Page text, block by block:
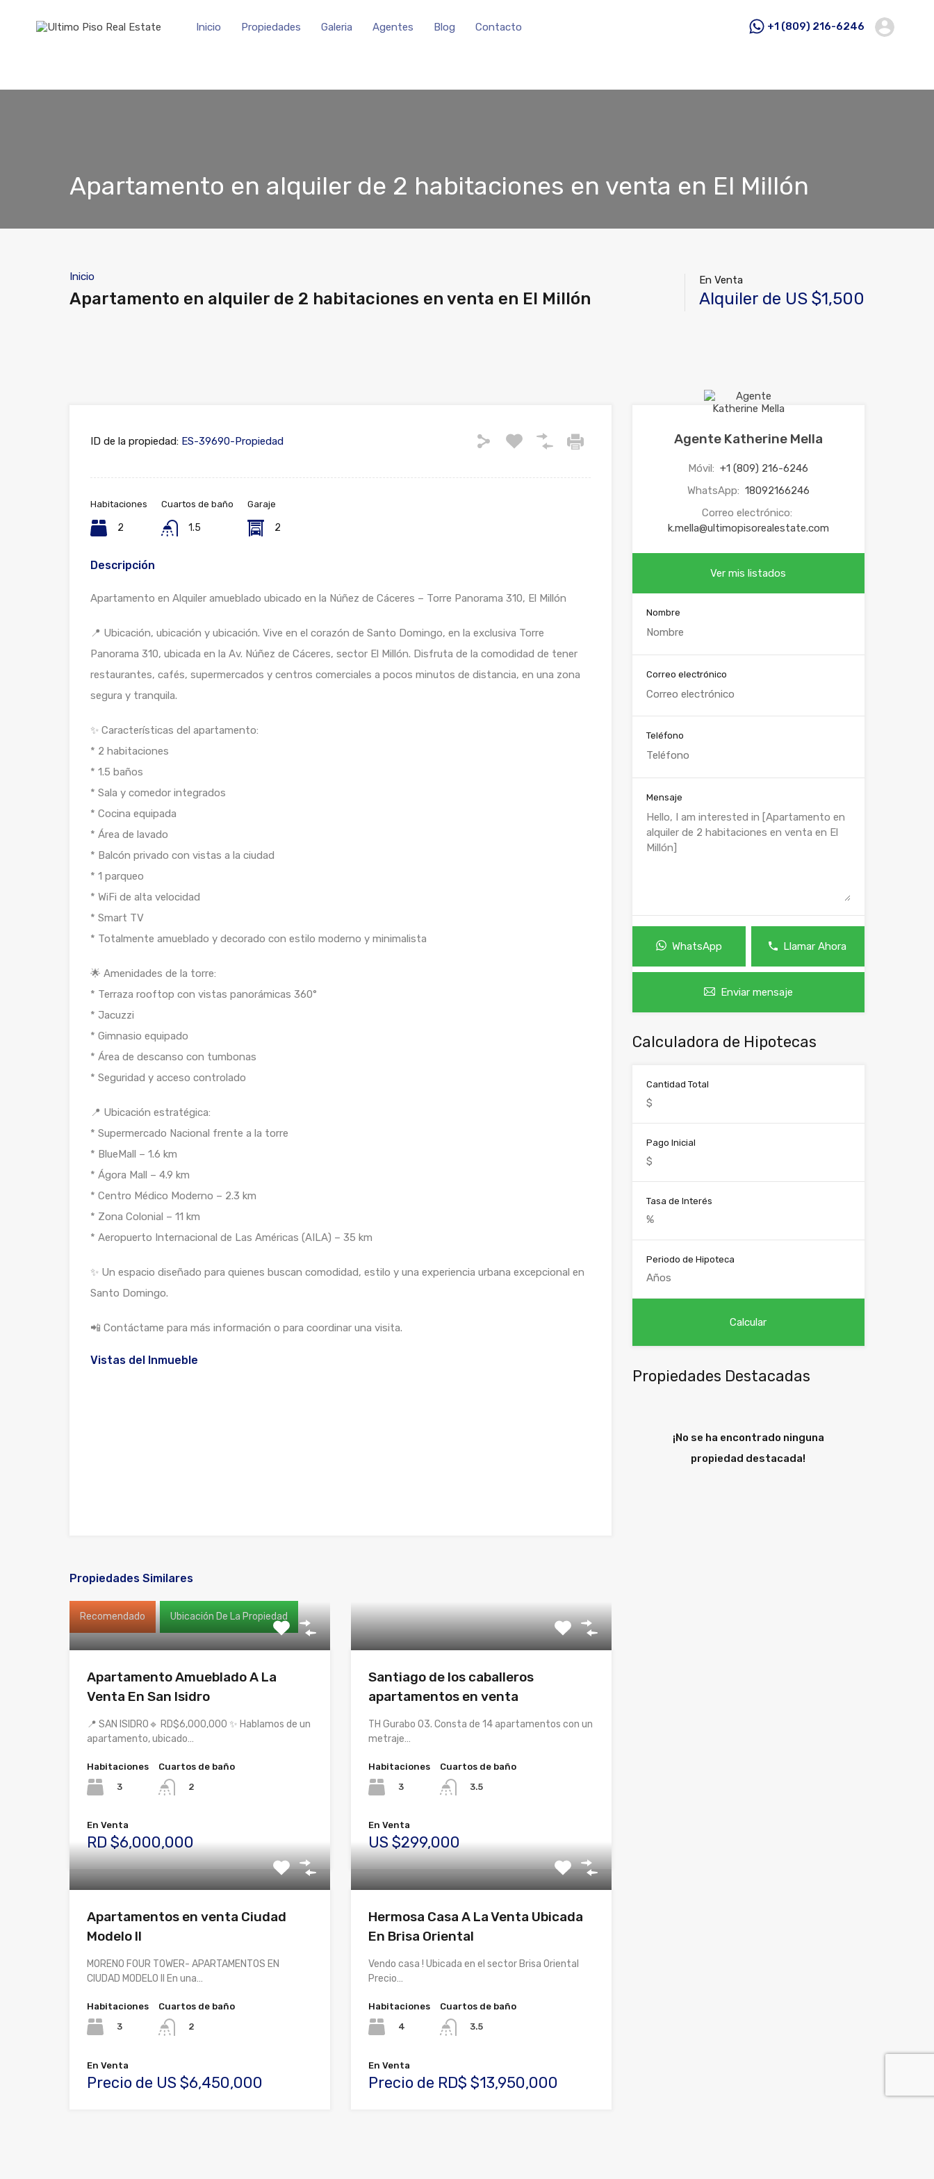
Inicio Propiedades Galeria Agentes Blog Contacto +1 (809) 216-6246
Apartamento en alquiler de 2 habitaciones en venta en El Millón
Inicio
Apartamento en alquiler de 2 habitaciones en venta en El Millón
En Venta
Alquiler de US $1,500
ID de la propiedad: ES-39690-Propiedad
Habitaciones
2
Cuartos de baño
1.5
Garaje
2
Descripción
Apartamento en Alquiler amueblado ubicado en la Núñez de Cáceres – Torre Panorama 310, El Millón
📍 Ubicación, ubicación y ubicación. Vive en el corazón de Santo Domingo, en la exclusiva Torre
Panorama 310, ubicada en la Av. Núñez de Cáceres, sector El Millón. Disfruta de la comodidad de tener
restaurantes, cafés, supermercados y centros comerciales a pocos minutos de distancia, en una zona
segura y tranquila.
✨ Características del apartamento:
* 2 habitaciones
* 1.5 baños
* Sala y comedor integrados
* Cocina equipada
* Área de lavado
* Balcón privado con vistas a la ciudad
* 1 parqueo
* WiFi de alta velocidad
* Smart TV
* Totalmente amueblado y decorado con estilo moderno y minimalista
🌟 Amenidades de la torre:
* Terraza rooftop con vistas panorámicas 360°
* Jacuzzi
* Gimnasio equipado
* Área de descanso con tumbonas
* Seguridad y acceso controlado
📍 Ubicación estratégica:
* Supermercado Nacional frente a la torre
* BlueMall – 1.6 km
* Ágora Mall – 4.9 km
* Centro Médico Moderno – 2.3 km
* Zona Colonial – 11 km
* Aeropuerto Internacional de Las Américas (AILA) – 35 km
✨ Un espacio diseñado para quienes buscan comodidad, estilo y una experiencia urbana excepcional en
Santo Domingo.
📲 Contáctame para más información o para coordinar una visita.
Vistas del Inmueble
Propiedades Similares
Recomendado Ubicación De La Propiedad
Apartamento Amueblado A La
Venta En San Isidro
📍 SAN ISIDRO🔹 RD$6,000,000 ✨ Hablamos de un
apartamento, ubicado…
Habitaciones
3
Cuartos de baño
2
En Venta
RD $6,000,000
Santiago de los caballeros
apartamentos en venta
TH Gurabo 03. Consta de 14 apartamentos con un
metraje…
Habitaciones
3
Cuartos de baño
3.5
En Venta
US $299,000
Apartamentos en venta Ciudad
Modelo II
MORENO FOUR TOWER- APARTAMENTOS EN
CIUDAD MODELO II En una…
Habitaciones
3
Cuartos de baño
2
En Venta
Precio de US $6,450,000
Hermosa Casa A La Venta Ubicada
En Brisa Oriental
Vendo casa ! Ubicada en el sector Brisa Oriental
Precio…
Habitaciones
4
Cuartos de baño
3.5
En Venta
Precio de RD$ $13,950,000
Agente Katherine Mella
Móvil: +1 (809) 216-6246
WhatsApp: 18092166246
Correo electrónico:
k.mella@ultimopisorealestate.com
Ver mis listados
Nombre
Correo electrónico
Teléfono
Mensaje
WhatsApp Llamar Ahora
Enviar mensaje
Calculadora de Hipotecas
Cantidad Total
Pago Inicial
Tasa de Interés
Periodo de Hipoteca
Propiedades Destacadas
¡No se ha encontrado ninguna
propiedad destacada!